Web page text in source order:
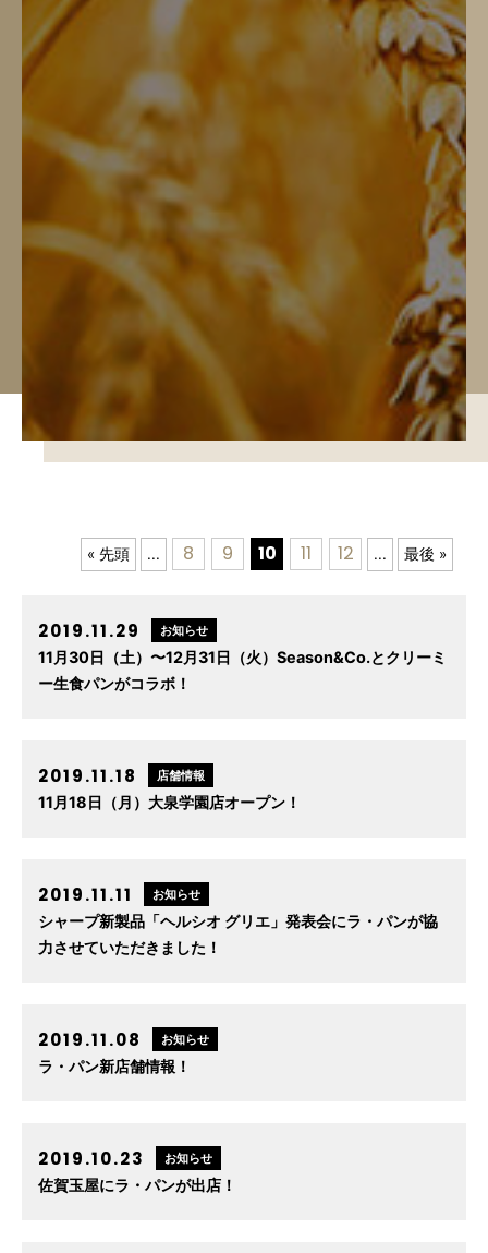
« 先頭 ... 8 9 10 11 12 ... 最後 »
2019.11.29 お知らせ
11月30日（土）〜12月31日（火）Season&Co.とクリーミ
ー生食パンがコラボ！
2019.11.18 店舗情報
11月18日（月）大泉学園店オープン！
2019.11.11 お知らせ
シャープ新製品「ヘルシオ グリエ」発表会にラ・パンが協
力させていただきました！
2019.11.08 お知らせ
ラ・パン新店舗情報！
2019.10.23 お知らせ
佐賀玉屋にラ・パンが出店！